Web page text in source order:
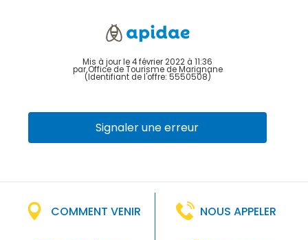
Mis à jour le 4 février 2022 à 11:36
par Office de Tourisme de Marignane
(Identifiant de l'offre: 5550508)
Signaler une erreur
COMMENT VENIR NOUS APPELER